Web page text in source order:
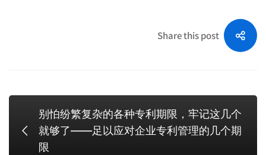
Share this post
别怕纷繁复杂的各种专利期限，牢记这几个
就够了——足以应对企业专利管理的几个期
限